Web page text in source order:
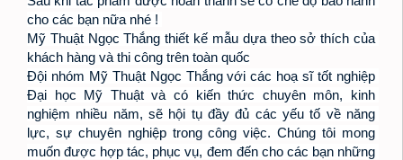
cho các bạn nữa nhé !
Mỹ Thuật Ngọc Thắng thiết kế mẫu dựa theo sở thích của
khách hàng và thi công trên toàn quốc
Đội nhóm Mỹ Thuật Ngọc Thắng với các hoạ sĩ tốt nghiệp
Đại học Mỹ Thuật và có kiến thức chuyên môn, kinh
nghiệm nhiều năm, sẽ hội tụ đầy đủ các yếu tố về năng
lực, sự chuyên nghiệp trong công việc. Chúng tôi mong
muốn được hợp tác, phục vụ, đem đến cho các bạn những